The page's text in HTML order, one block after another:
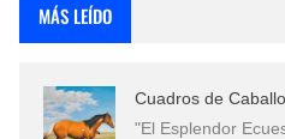
Que significan los
MÁS LEÍDO
Cuadros de
"El Esplendor